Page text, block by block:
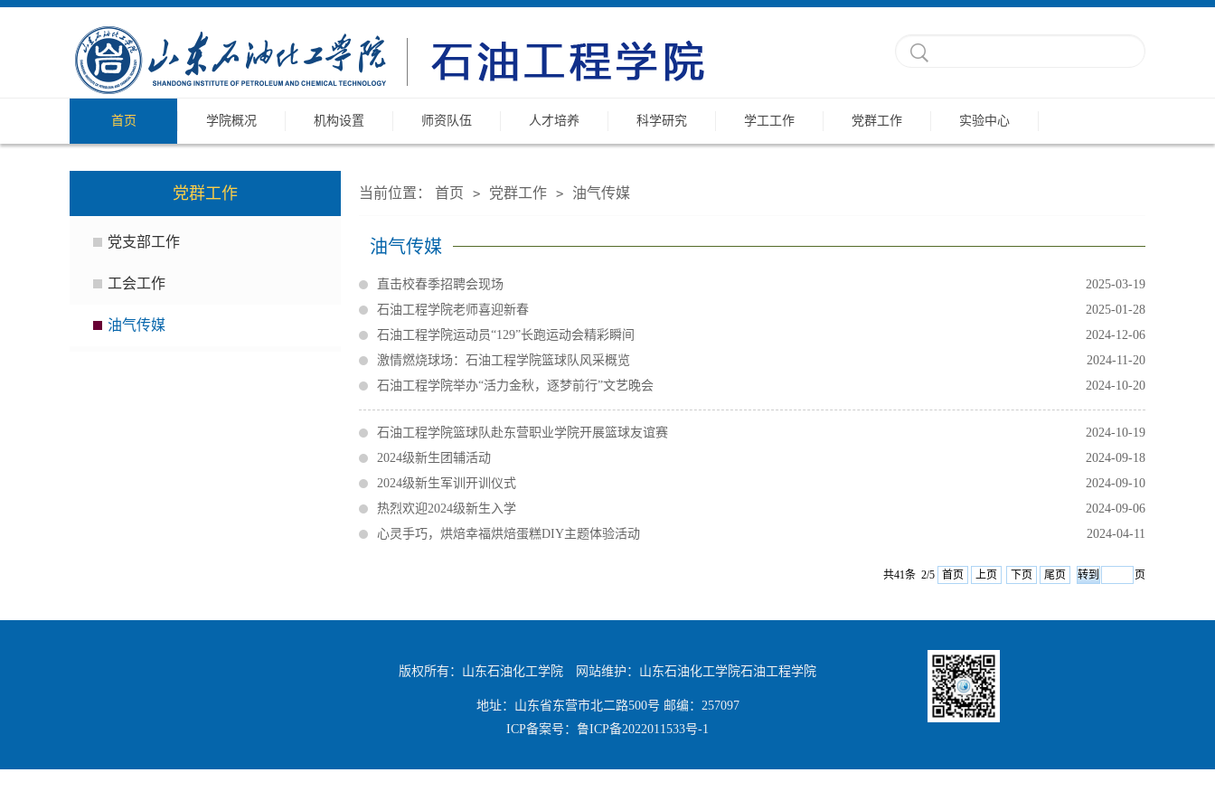
首页 学院概况 机构设置 师资队伍 人才培养 科学研究 学工工作 党群工作 实验中心
党群工作
党支部工作
工会工作
油气传媒
当前位置： 首页 > 党群工作 > 油气传媒
油气传媒
2025-03-19
直击校春季招聘会现场
2025-01-28
石油工程学院老师喜迎新春
2024-12-06
石油工程学院运动员“129”长跑运动会精彩瞬间
2024-11-20
激情燃烧球场：石油工程学院篮球队风采概览
2024-10-20
石油工程学院举办“活力金秋，逐梦前行”文艺晚会
2024-10-19
石油工程学院篮球队赴东营职业学院开展篮球友谊赛
2024-09-18
2024级新生团辅活动
2024-09-10
2024级新生军训开训仪式
2024-09-06
热烈欢迎2024级新生入学
2024-04-11
心灵手巧，烘焙幸福烘焙蛋糕DIY主题体验活动
共41条 2/5 首页 上页 下页 尾页 页
版权所有：山东石油化工学院 网站维护：山东石油化工学院石油工程学院
地址：山东省东营市北二路500号 邮编：257097
ICP备案号： 鲁ICP备2022011533号-1